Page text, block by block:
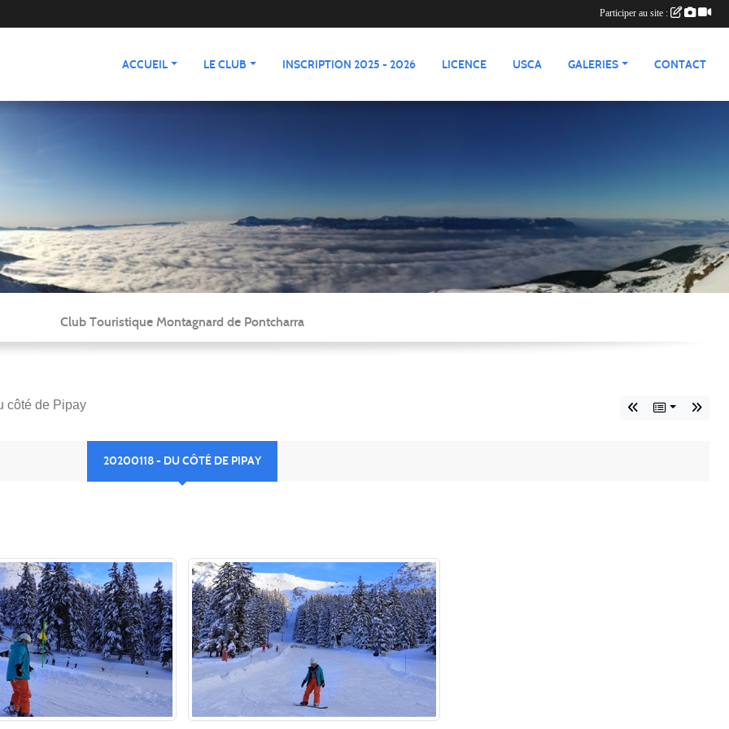
ACCUEIL LE CLUB INSCRIPTION 2025 - 2026 LICENCE USCA GALERIES CONTACT
Club Touristique Montagnard de Pontcharra
côté de Pipay
20200118 - DU CÔTÉ DE PIPAY
Participer au site :